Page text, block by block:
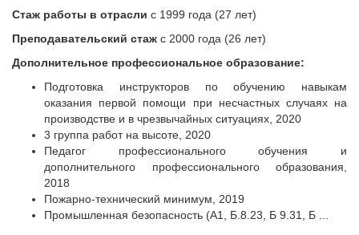
Стаж работы в отрасли с 1999 года (27 лет)
Преподавательский стаж с 2000 года (26 лет)
Дополнительное профессиональное образование:
Подготовка инструкторов по обучению навыкам
оказания первой помощи при несчастных случаях на
производстве и в чрезвычайных ситуациях, 2020
3 группа работ на высоте, 2020
Педагог профессионального обучения и
дополнительного профессионального образования,
2018
Пожарно-технический минимум, 2019
Промышленная безопасность (А1, Б.8.23, Б 9.31, Б ...